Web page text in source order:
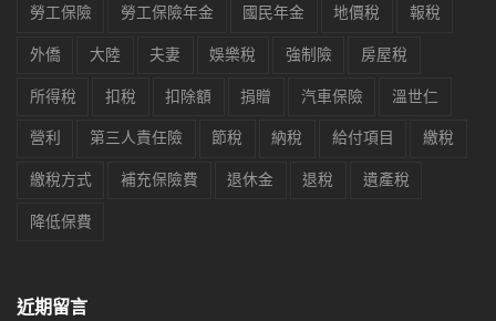
勞工保險 勞工保險年金 國民年金 地價稅 報稅
外僑 大陸 夫妻 娛樂稅 強制險 房屋稅
所得稅 扣稅 扣除額 捐贈 汽車保險 溫世仁
營利 第三人責任險 節稅 納稅 給付項目 繳稅
繳稅方式 補充保險費 退休金 退稅 遺產稅
降低保費
近期留言